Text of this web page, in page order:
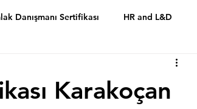
Danışmanı Sertifikası HR and L&D
Karakoçan